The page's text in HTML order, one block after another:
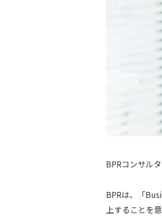
BPRコンサル
BPRは、「
上することを